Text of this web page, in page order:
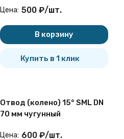
Цена: 500 ₽/шт.
В корзину
Купить в 1 клик
Отвод (колено) 15° SML DN
70 мм чугунный
Цена: 600 ₽/шт.